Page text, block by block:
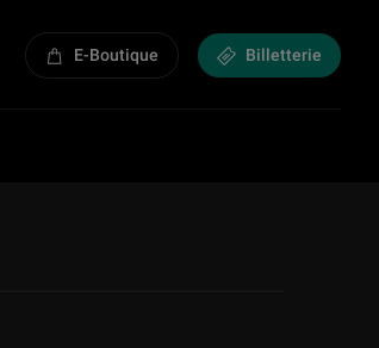
E-Boutique Billetterie